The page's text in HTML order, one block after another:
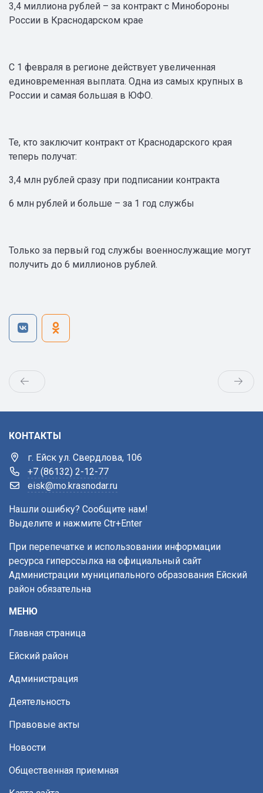
3,4 миллиона рублей – за контракт с Минобороны
России в Краснодарском крае
С 1 февраля в регионе действует увеличенная
единовременная выплата. Одна из самых крупных в
России и самая большая в ЮФО.
Те, кто заключит контракт от Краснодарского края
теперь получат:
3,4 млн рублей сразу при подписании контракта
6 млн рублей и больше – за 1 год службы
Только за первый год службы военнослужащие могут
получить до 6 миллионов рублей.
КОНТАКТЫ
г. Ейск ул. Свердлова, 106
+7 (86132) 2-12-77
eisk@mo.krasnodar.ru
Нашли ошибку? Сообщите нам!
Выделите и нажмите Ctr+Enter
При перепечатке и использовании информации
ресурса гиперссылка на официальный сайт
Администрации муниципального образования Ейский
район обязательна
МЕНЮ
Главная страница
Ейский район
Администрация
Деятельность
Правовые акты
Новости
Общественная приемная